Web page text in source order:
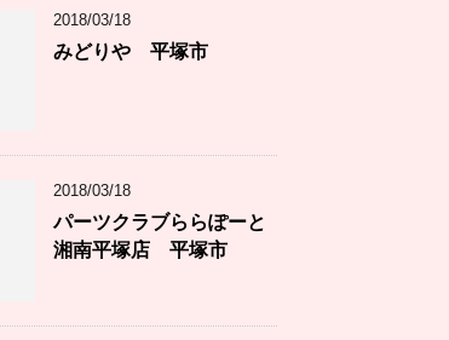
2018/03/18
みどりや 平塚市
2018/03/18
パーツクラブららぽーと
湘南平塚店 平塚市